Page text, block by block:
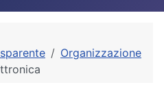
Organizzazione